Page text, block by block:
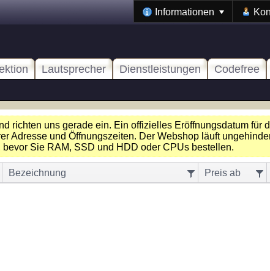
Informationen
Lautsprecher Dienstleistungen Codefree
richten uns gerade ein. Ein offizielles Eröffnungsdatum für
Adresse und Öffnungszeiten. Der Webshop läuft
bevor Sie RAM, SSD und HDD oder CPUs bestellen.
Bezeichnung Preis ab